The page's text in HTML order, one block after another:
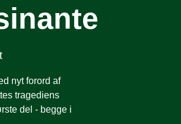
nyt forord af
tragediens
del - begge i